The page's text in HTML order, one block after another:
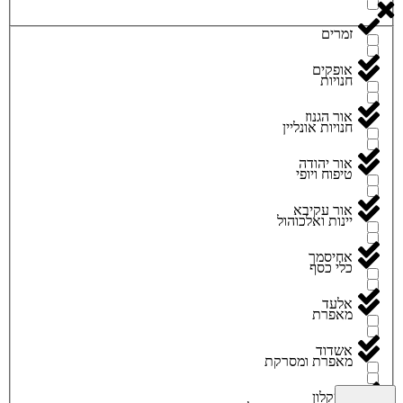
זמרים
חנויות
חנויות אונליין
טיפוח ויופי
יינות ואלכוהול
כלי כסף
מאפרת
מאפרת ומסרקת
אופקים
אור הגנוז
אור יהודה
אור עקיבא
אחיסמך
אלעד
אשדוד
אשקלון